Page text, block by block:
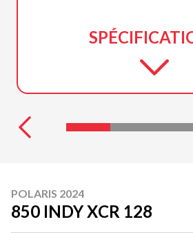
POLARIS 2024
850 INDY XCR 128